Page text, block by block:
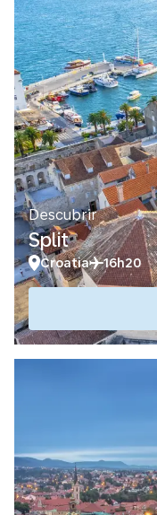
Descubrir
Split
Croatia 16h20